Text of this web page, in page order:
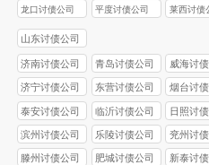
龙口讨债公司 平度讨债公司 莱西讨债
山东讨债公司
济南讨债公司 青岛讨债公司 威海讨
济宁讨债公司 东营讨债公司 烟台讨
泰安讨债公司 临沂讨债公司 日照讨
滨州讨债公司 乐陵讨债公司 兖州讨
滕州讨债公司 肥城讨债公司 新泰讨债